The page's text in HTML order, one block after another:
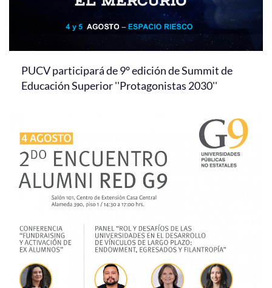
PUCV participará de 9° edición de Summit de
Educación Superior ''Protagonistas 2030''